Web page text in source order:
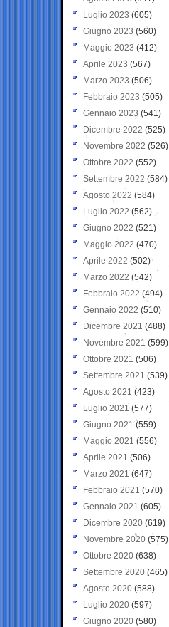
Luglio 2023 (605)
Giugno 2023 (560)
Maggio 2023 (412)
Aprile 2023 (567)
Marzo 2023 (506)
Febbraio 2023 (505)
Gennaio 2023 (541)
Dicembre 2022 (525)
Novembre 2022 (526)
Ottobre 2022 (552)
Settembre 2022 (584)
Agosto 2022 (584)
Luglio 2022 (562)
Giugno 2022 (521)
Maggio 2022 (470)
Aprile 2022 (502)
Marzo 2022 (542)
Febbraio 2022 (494)
Gennaio 2022 (510)
Dicembre 2021 (488)
Novembre 2021 (599)
Ottobre 2021 (506)
Settembre 2021 (539)
Agosto 2021 (423)
Luglio 2021 (577)
Giugno 2021(559)
Maggio 2021 (556)
Aprile 2021 (506)
Marzo 2021 (647)
Febbraio 2021 (570)
Gennaio 2021 (605)
Dicembre 2020 (619)
Novembre 2020 (575)
Ottobre 2020 (638)
Settembre 2020(465)
Agosto 2020 (588)
Luglio 2020 (597)
Giugno 2020 (580)